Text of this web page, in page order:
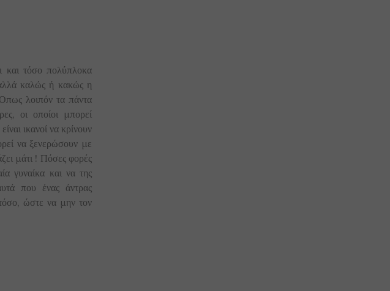
και τόσο πολύπλοκα
καλώς ή κακώς η
λοιπόν τα πάντα
οι οποίοι μπορεί
ικανοί να κρίνουν
να ξενερώσουν με
μάτι ! Πόσες φορές
γυναίκα και να της
που ένας άντρας
τόσο, ώστε να μην τον